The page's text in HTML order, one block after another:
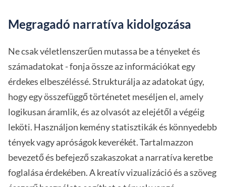
Megragadó narratíva kidolgozása
Ne csak véletlenszerűen mutassa be a tényeket és
számadatokat - fonja össze az információkat egy
érdekes elbeszéléssé. Strukturálja az adatokat úgy,
hogy egy összefüggő történetet meséljen el, amely
logikusan áramlik, és az olvasót az elejétől a végéig
leköti. Használjon kemény statisztikák és könnyedebb
tények vagy apróságok keverékét. Tartalmazzon
bevezető és befejező szakaszokat a narratíva keretbe
foglalása érdekében. A kreatív vizualizáció és a szöveg